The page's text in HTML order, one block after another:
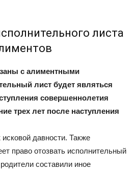
листа
с алиментными
лист будет являться
совершеннолетия
трех лет после наступления
давности. Также
право отозвать исполнительный
составили иное